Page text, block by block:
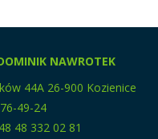
NAWROTEK
44A 26-900 Kozienice
49-24
48 332 02 81